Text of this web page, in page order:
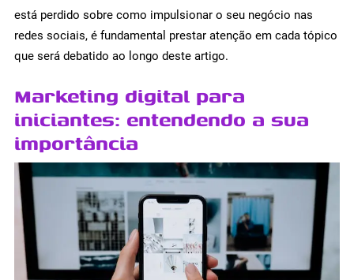
está perdido sobre como impulsionar o seu negócio nas
redes sociais, é fundamental prestar atenção em cada tópico
que será debatido ao longo deste artigo.
Marketing digital para
iniciantes: entendendo a sua
importância